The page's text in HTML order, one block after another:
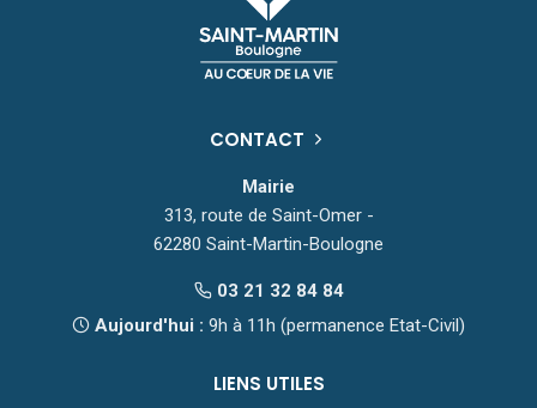
CONTACT
Mairie
313, route de Saint-Omer -
62280 Saint-Martin-Boulogne
03 21 32 84 84
Aujourd'hui : 9h à 11h (permanence Etat-Civil)
LIENS UTILES